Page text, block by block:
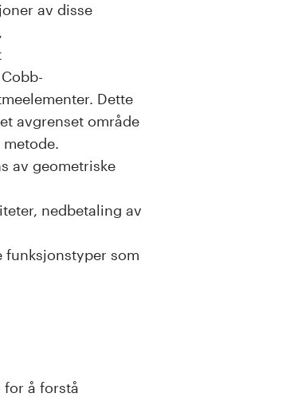
av disse
Dette
avgrenset område
av geometriske
nedbetaling av
som
for å forstå